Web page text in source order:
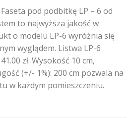
pod podbitkę LP – 6 od
to najwyższa jakość w
o modelu LP-6 wyróżnia się
wyglądem. Listwa LP-6
zł. Wysokość 10 cm,
(+/- 1%): 200 cm pozwala na
w każdym pomieszczeniu.